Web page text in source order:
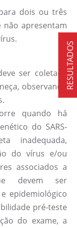
dois ou três
não apresentam
ser coletada
observando
quando há
do SARS-
inadequada,
do vírus e/ou
associados a
devem ser
epidemiológico
pré-teste
do exame, a
RESULTADOS